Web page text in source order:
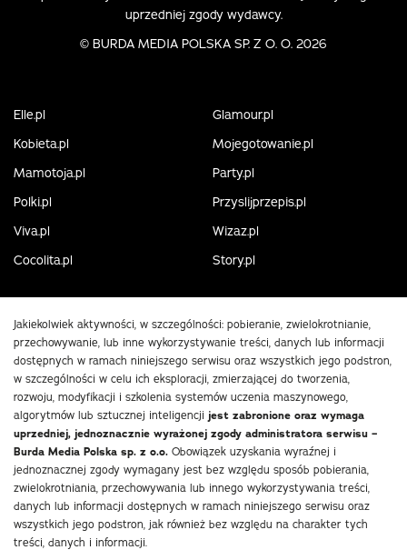
uprzedniej zgody wydawcy.
© BURDA MEDIA POLSKA SP. Z O. O. 2026
Elle.pl
Glamour.pl
Kobieta.pl
Mojegotowanie.pl
Mamotoja.pl
Party.pl
Polki.pl
Przyslijprzepis.pl
Viva.pl
Wizaz.pl
Cocolita.pl
Story.pl
Jakiekolwiek aktywności, w szczególności: pobieranie, zwielokrotnianie,
przechowywanie, lub inne wykorzystywanie treści, danych lub informacji
dostępnych w ramach niniejszego serwisu oraz wszystkich jego podstron,
w szczególności w celu ich eksploracji, zmierzającej do tworzenia,
rozwoju, modyfikacji i szkolenia systemów uczenia maszynowego,
algorytmów lub sztucznej inteligencji jest zabronione oraz wymaga
uprzedniej, jednoznacznie wyrażonej zgody administratora serwisu –
Burda Media Polska sp. z o.o. Obowiązek uzyskania wyraźnej i
jednoznacznej zgody wymagany jest bez względu sposób pobierania,
zwielokrotniania, przechowywania lub innego wykorzystywania treści,
danych lub informacji dostępnych w ramach niniejszego serwisu oraz
wszystkich jego podstron, jak również bez względu na charakter tych
treści, danych i informacji.